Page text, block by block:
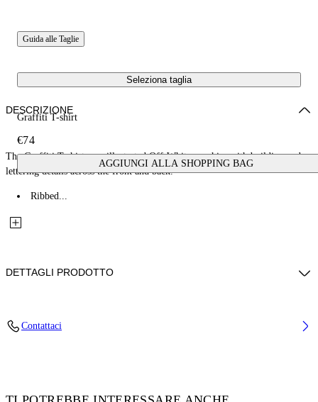
Guida alle Taglie
Seleziona taglia
Graffiti T-shirt
€74
AGGIUNGI ALLA SHOPPING BAG
DESCRIZIONE
The Graffiti T-shirt uses illustrated Off-White graphics with building and
lettering details across the front and back.
Ribbed...
DETTAGLI PRODOTTO
Contattaci